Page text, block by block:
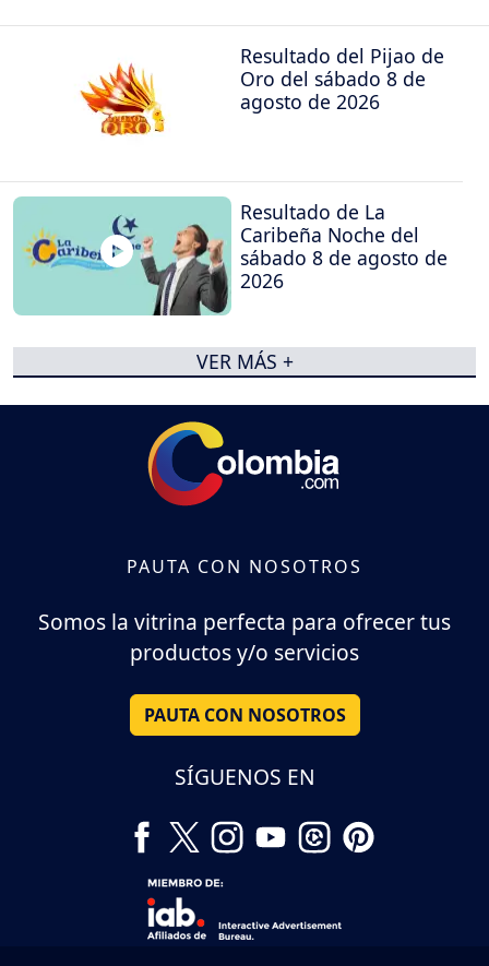
Resultado del Pijao de
Oro del sábado 8 de
agosto de 2026
Resultado de La
Caribeña Noche del
sábado 8 de agosto de
2026
VER MÁS +
PAUTA CON NOSOTROS
Somos la vitrina perfecta para ofrecer tus
productos y/o servicios
PAUTA CON NOSOTROS
SÍGUENOS EN